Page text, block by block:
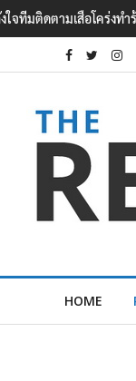
’ รวมตัวคัดค้าน ‘มิน ออ
HOME